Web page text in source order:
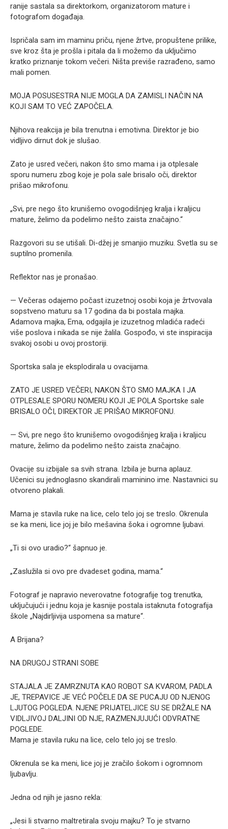
ranije sastala sa direktorkom, organizatorom mature i
fotografom događaja.
Ispričala sam im maminu priču, njene žrtve, propuštene prilike,
sve kroz šta je prošla i pitala da li možemo da uključimo
kratko priznanje tokom večeri. Ništa previše razrađeno, samo
mali pomen.
MOJA POSUSESTRA NIJE MOGLA DA ZAMISLI NAČIN NA
KOJI SAM TO VEĆ ZAPOČELA.
Njihova reakcija je bila trenutna i emotivna. Direktor je bio
vidljivo dirnut dok je slušao.
Zato je usred večeri, nakon što smo mama i ja otplesale
sporu numeru zbog koje je pola sale brisalo oči, direktor
prišao mikrofonu.
„Svi, pre nego što krunišemo ovogodišnjeg kralja i kraljicu
mature, želimo da podelimo nešto zaista značajno.“
Razgovori su se utišali. Di-džej je smanjio muziku. Svetla su se
suptilno promenila.
Reflektor nas je pronašao.
— Večeras odajemo počast izuzetnoj osobi koja je žrtvovala
sopstveno maturu sa 17 godina da bi postala majka.
Adamova majka, Ema, odgajila je izuzetnog mladića radeći
više poslova i nikada se nije žalila. Gospođo, vi ste inspiracija
svakoj osobi u ovoj prostoriji.
Sportska sala je eksplodirala u ovacijama.
ZATO JE USRED VEČERI, NAKON ŠTO SMO MAJKA I JA
OTPLESALE SPORU NOMERU KOJI JE POLA Sportske sale
BRISALO OČI, DIREKTOR JE PRIŠAO MIKROFONU.
— Svi, pre nego što krunišemo ovogodišnjeg kralja i kraljicu
mature, želimo da podelimo nešto zaista značajno.
Ovacije su izbijale sa svih strana. Izbila je burna aplauz.
Učenici su jednoglasno skandirali maminino ime. Nastavnici su
otvoreno plakali.
Mama je stavila ruke na lice, celo telo joj se treslo. Okrenula
se ka meni, lice joj je bilo mešavina šoka i ogromne ljubavi.
„Ti si ovo uradio?“ šapnuo je.
„Zaslužila si ovo pre dvadeset godina, mama.“
Fotograf je napravio neverovatne fotografije tog trenutka,
uključujući i jednu koja je kasnije postala istaknuta fotografija
škole „Najdirljivija uspomena sa mature“.
A Brijana?
NA DRUGOJ STRANI SOBE
STAJALA JE ZAMRZNUTA KAO ROBOT SA KVAROM, PADLA
JE, TREPAVICE JE VEĆ POČELE DA SE PUCAJU OD NJENOG
LJUTOG POGLEDA. NJENE PRIJATELJICE SU SE DRŽALE NA
VIDLJIVOJ DALJINI OD NJE, RAZMENJUJUĆI ODVRATNE
POGLEDE.
Mama je stavila ruku na lice, celo telo joj se treslo.
Okrenula se ka meni, lice joj je zračilo šokom i ogromnom
ljubavlju.
Jedna od njih je jasno rekla:
„Jesi li stvarno maltretirala svoju majku? To je stvarno